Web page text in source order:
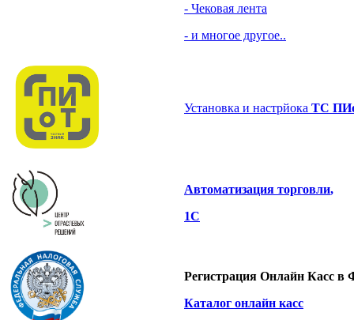
- Чековая лента
- и многое другое..
Установка и настрйока ТС
Автоматизация торговли,
1С
Регистрация Онлайн Касс
Каталог онлайн касс